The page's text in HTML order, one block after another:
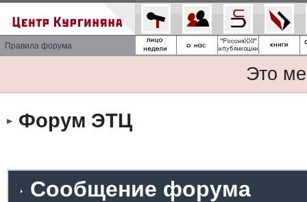
Правила форума
Это
Форум ЭТЦ
Сообщение форума